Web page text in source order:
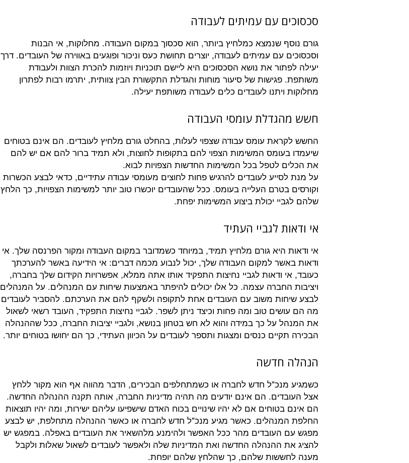
סכסוכים עם עמיתים לעבודה
גורם נוסף שנמצא כמלחיץ ביותר, הוא סכסוך במקום העבודה. מחלוקות, אי הבנות
וסכסוכים עם עמיתים לעבודה, יוצרים תחושת כעס וניכור ופוגעים באווירה של העובדים. דרך
יעילה לפתור את נושא הסכסוכים היא ליישם תוכניות ויוזמות להכרת הצוות ולעבודת
משותפת. פגישות של סיעור מוחות והגדלת התקשורת הבין צוותית, יתרמו רבות לפתרון
מחלוקות ויתנו לעובדים כלים לעבודה משותפת יעילה.
חשש מהגדלת עומסי העבודה
החשש לקראת עומס עבודה שצפוי לעלות, בהחלט גורם מלחיץ לעובדים. הם אינם בטוחים
שיעמדו בעומס המשימות הצפוי להם בתקופות לחוצות, ולא תמיד ברור להם אם יש להם
את הכלים לטפל בכל המשימות החדשות הצפויות לבוא.
על מנת לסייע לעובדים להרגיש פחות לחוצים מעומסי עבודה עתידיים, כדאי לבצע הכשרות
וקורסים בטרם העלייה בעומס. ככל שהעובדים יוכשרו טוב יותר למשימות הצפויות, כך הלחץ
שלהם לגביי יכולת ביצוע המשימות יפחת.
אי ודאות לגביי העתיד
אי ודאות היא גורם מלחיץ תמיד, במיוחד כשמדובר במקום העבודה ומקור הפרנסה שלך. אי
ודאות באשר למקום העבודה שלך, יכול לנבוע מכמה דברים: אי הידיעה באשר להערכתך
כעובד, אי ודאות לגביי נחיצות התפקיד אותו אתה ממלא, אפשרויות הקידום שלך בחברה,
ויציבות החברה עצמה. כל אלו יכולים להיפתר באמצעות שיחות עם המנהלים. על המנהלים
לבצע שיחות משוב עם העובדים אחת לתקופה ולשקף להם את הערכתם. להסביר לעובדים
מה הם עושים טוב ומה פחות וכיצד ניתן לשפר. לגביי נחיצות התפקיד, העובד רשאי לשאול
את המנהל על כך במידה והוא לא חש בטחון בנושא, ולגביי יציבות החברה, ככל שההנהלה
הבכירה תקיים כנסים ומצגות ותספר לעובדים על הכיוון העתידי, כך הם יחושו בטוחים יותר.
הנהלה חדשה
כשמגיע מנכ"ל חדש לחברה או כשמתחלפים הבכירים, הדבר מהווה אף הוא מקור ללחץ
אצל העובדים. הם אינם יודעים מה תהיה מדיניות החברה, אותה תקנה ההנהלה החדשה.
הם אינם בטוחים אם לא יהיו שינויים בכוח האדם שישפיעו עליהם ישירות, ומה יהיו תוצאות
החלפת המנהלים. כאשר מגיע מנכ"ל חדש לחברה או כאשר ההנהלה מתחלפת, יש לבצע
מפגש עם העובדים מהר ככל האפשר ולהימנע מלהשאיר את העובדים באפלה. במפגש יש
להציג את ההנהלה החדשה ואת המדיניות שלה ולאפשר לעובדים לשאול שאלות ולקבל
מענה לחששות שלהם, כך שהלחץ שלהם יופחת.